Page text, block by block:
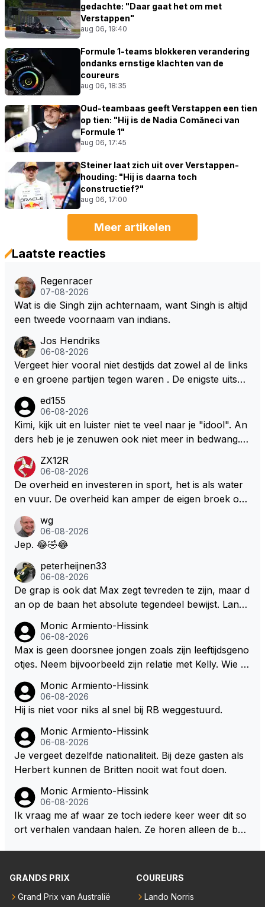
gedachte: "Daar gaat het om met
Verstappen"
aug 06, 19:40
Formule 1-teams blokkeren verandering
ondanks ernstige klachten van de
coureurs
aug 06, 18:35
Oud-teambaas geeft Verstappen een tien
op tien: "Hij is de Nadia Comăneci van
Formule 1"
aug 06, 17:45
Steiner laat zich uit over Verstappen-
houding: "Hij is daarna toch
constructief?"
aug 06, 17:00
Meer artikelen
Laatste reacties
Regenracer
07-08-2026
Wat is die Singh zijn achternaam, want Singh is altijd
een tweede voornaam van indians.
Jos Hendriks
06-08-2026
Vergeet hier vooral niet destijds dat zowel al de links
e en groene partijen tegen waren . De enigste uitspr
over dan kunnen ze hun eigen uitlaat gassen inade
men maar niet wetende was dat de F1 motor schone
r is dan een normale auto. Dus denk echt niet dat de
ters zullen steunen laat staan om een euro in het cir
cuit Zandvoort te steken
ed155
06-08-2026
Kimi, kijk uit en luister niet te veel naar je "idool". An
ders heb je je zenuwen ook niet meer in bedwang. Zi
Marquez/Jos ? Veel gezelliger
ZX12R
06-08-2026
De overheid en investeren in sport, het is als water
en vuur. De overheid kan amper de eigen broek oph
s. Je kunt de Staat het best vergelijken met de sherif
f van Nottinghem (Robin Hood) welk achter de bom
m/haar van zijn laatste zuurverdiende stuiver te ber
oven. De Staat heeft nooit ooit maar een stuiver in Z
andvoort willen investeren en dat zal ook nooit gebe
uren. Afdragen van BTW gelden en vergunningen bi
j dergelijke sportievefestiviteiten MOET je dan weer
wel afstaan, de parasiet.
wg
06-08-2026
Jep. 😂🤣😂
peterheijnen33
06-08-2026
De grap is ook dat Max zegt tevreden te zijn, maar d
an op de baan het absolute tegendeel bewijst. Lando
dan eigenlijk niet echt zien. ;)
Monic Armiento-Hissink
06-08-2026
Max is geen doorsnee jongen zoals zijn leeftijdsgeno
otjes. Neem bijvoorbeeld zijn relatie met Kelly. Wie g
artjes ouder is en al een kleine heeft van een voorm
alig RB-lid op de leeftijd van 23 jaar? Hij doet dingen
oon. Ieder jaar is er in Hongarije een uitje voor zijn t
eam. Op 28-jarige leeftijd is hij al eigenaar van een su
ccesvol raceteam. Hij is niet alleen speciaal in de aut
Monic Armiento-Hissink
06-08-2026
Hij is niet voor niks al snel bij RB weggestuurd.
Monic Armiento-Hissink
06-08-2026
Je vergeet dezelfde nationaliteit. Bij deze gasten als
Herbert kunnen de Britten nooit wat fout doen.
Monic Armiento-Hissink
06-08-2026
Ik vraag me af waar ze toch iedere keer weer dit so
ort verhalen vandaan halen. Ze horen alleen de boa
emand weet wat er zich afspeelt achter gesloten de
iedereen is vertrokken. Dat er nu een paar jaar acht
GRANDS PRIX
Grand Prix van Australië
COUREURS
Lando Norris